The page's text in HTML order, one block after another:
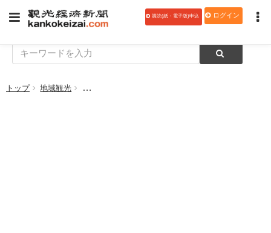
購読(紙・電子版)申込 ログイン
トップ 地域観光 11月1日「灯台記念日」を起点とした「海と灯台ウ